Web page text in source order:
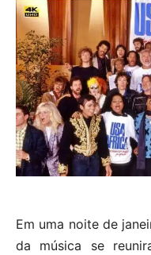
Em uma noite de
da música se